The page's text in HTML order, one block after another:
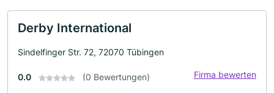
Derby International
Sindelfinger Str. 72, 72070 Tübingen
0.0 (0 Bewertungen) Firma bewerten